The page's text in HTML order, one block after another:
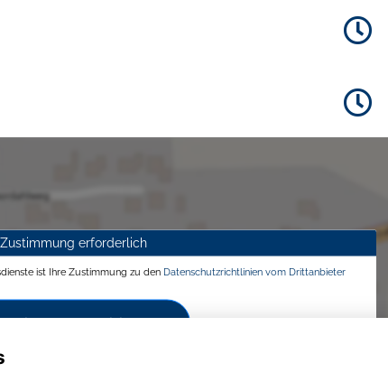
Zustimmung erforderlich
ist Ihre Zustimmung zu den Datenschutzrichtlinien vom Drittanbieter